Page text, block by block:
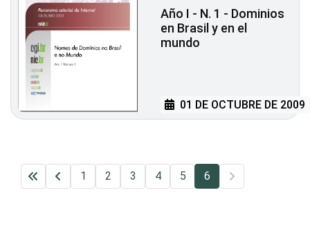
Año I - N. 1 - Dominios
en Brasil y en el
mundo
01 DE OCTUBRE DE 2009
1 2 3 4 5 6